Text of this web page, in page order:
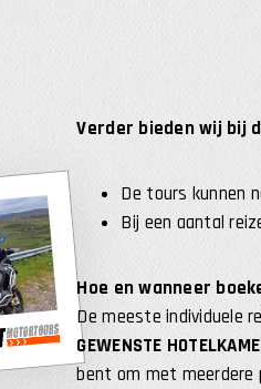
Verder bieden wij bij
De tours kunnen
Bij een aantal
Hoe en wanneer
De meeste individuele
GEWENSTE
bent om met meerdere